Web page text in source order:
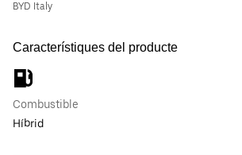
BYD Italy
Característiques del producte
Combustible
Híbrid